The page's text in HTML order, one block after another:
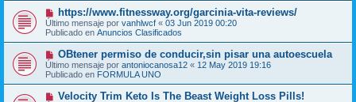
s
j
e
o
m
e
n
s
a
j
e
N
u
e
v
m
e
n
s
a
https://www.fitnessway.org/garcinia-vita-reviews/
Último mensaje por vanhlwcf « 03 Jun 2019 00:20
Publicado en Anuncios Clasificados
N
u
e
v
o
m
OBtener permiso de conducir,sin pisar una autoescuela
Último mensaje por antoniocanosa12 « 12 May 2019 19:16
Publicado en FORMULA UNO
NVelocity Trim Keto Is The Beast Weight Loss Pills!